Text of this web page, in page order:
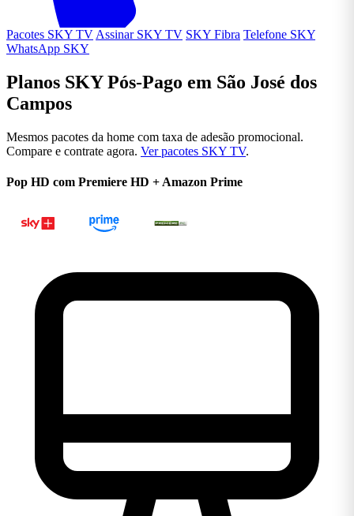
Pacotes SKY TV Assinar SKY TV SKY Fibra Telefone SKY
WhatsApp SKY
Planos SKY Pós-Pago em São José dos
Campos
Mesmos pacotes da home com taxa de adesão promocional.
Compare e contrate agora. Ver pacotes SKY TV.
Pop HD com Premiere HD + Amazon Prime